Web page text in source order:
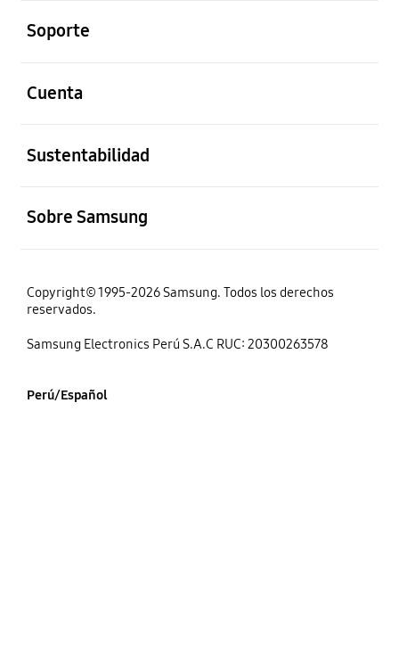
Soporte
Cuenta
Sustentabilidad
Sobre Samsung
Copyright© 1995-2026 Samsung. Todos los derechos
reservados.
Samsung Electronics Perú S.A.C RUC: 20300263578
Perú/Español